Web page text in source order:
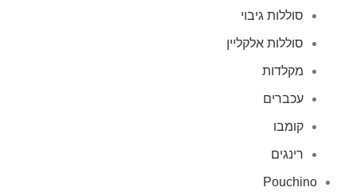
סוללות גיבוי
סוללות אלקליין
מקלדות
עכברים
קומבו
רינגים
Pouchino